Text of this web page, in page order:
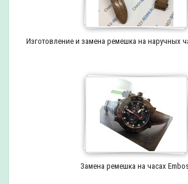
Изготовление и замена ремешка на наручных
Замена ремешка на часах